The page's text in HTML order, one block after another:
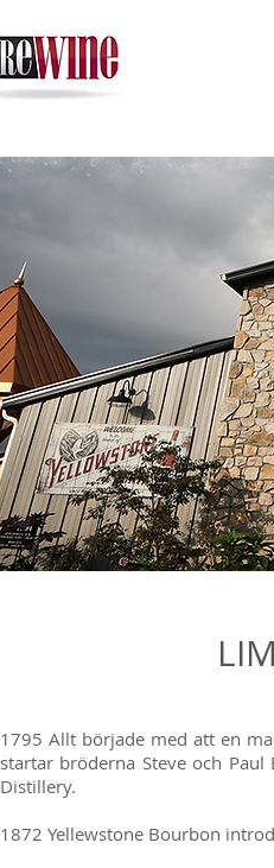
1795 Allt började med att en
startar bröderna Steve och
Distillery.
1872 Yellewstone Bourbon